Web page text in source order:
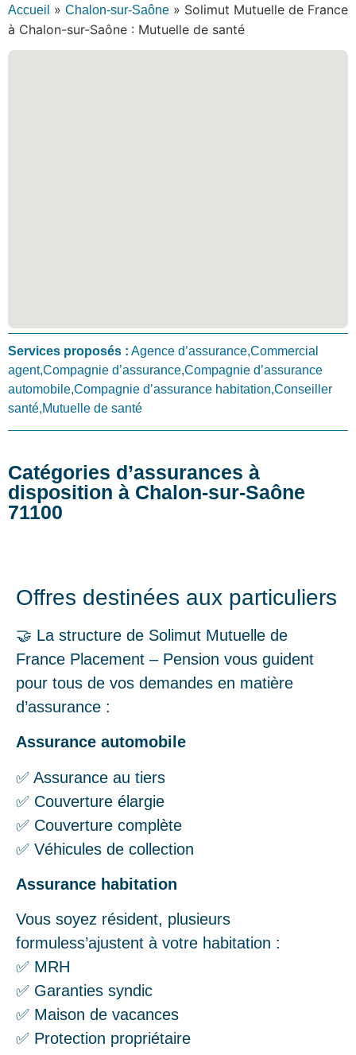
Accueil » Chalon-sur-Saône » Solimut Mutuelle de France
à Chalon-sur-Saône : Mutuelle de santé
Services proposés : Agence d’assurance,Commercial
agent,Compagnie d’assurance,Compagnie d’assurance
automobile,Compagnie d’assurance habitation,Conseiller
santé,Mutuelle de santé
Catégories d’assurances à
disposition à Chalon-sur-Saône
71100
Offres destinées aux particuliers
🤝 La structure de Solimut Mutuelle de
France Placement – Pension vous guident
pour tous de vos demandes en matière
d’assurance :
Assurance automobile
✅ Assurance au tiers
✅ Couverture élargie
✅ Couverture complète
✅ Véhicules de collection
Assurance habitation
Vous soyez résident, plusieurs
formuless’ajustent à votre habitation :
✅ MRH
✅ Garanties syndic
✅ Maison de vacances
✅ Protection propriétaire